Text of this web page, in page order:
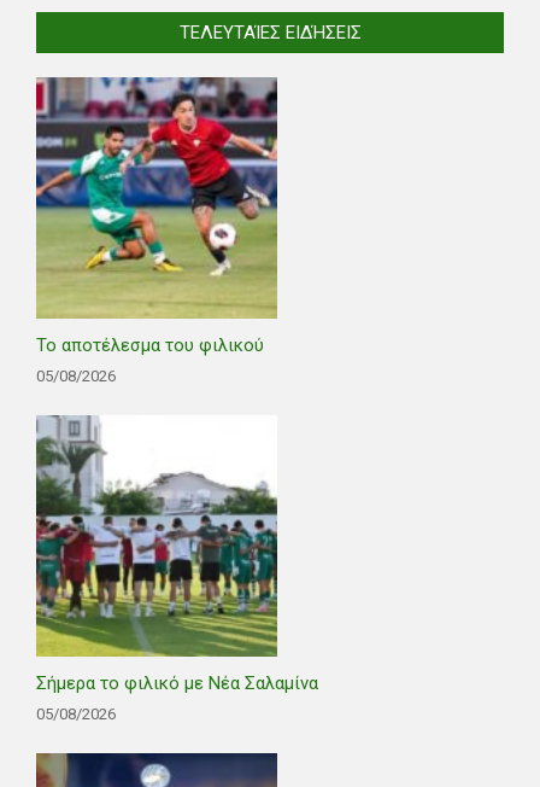
ΤΕΛΕΥΤΑΊΕΣ ΕΙΔΉΣΕΙΣ
Το αποτέλεσμα του φιλικού
05/08/2026
Σήμερα το φιλικό με Νέα Σαλαμίνα
05/08/2026